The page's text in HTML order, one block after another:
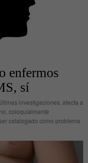
enfermos
sí
investigaciones, afecta a
coloquialmente
catalogado como problema